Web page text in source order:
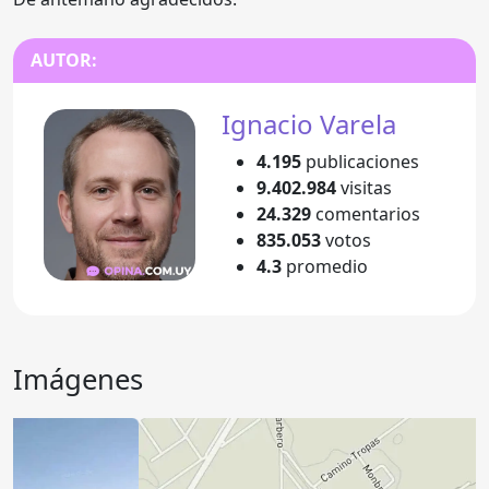
AUTOR:
Ignacio Varela
4.195 publicaciones
9.402.984visitas
24.329 comentarios
835.053votos
4.3 promedio
Imágenes